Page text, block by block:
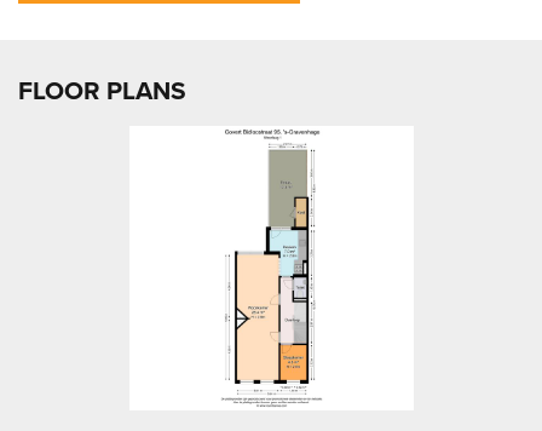
FLOOR PLANS